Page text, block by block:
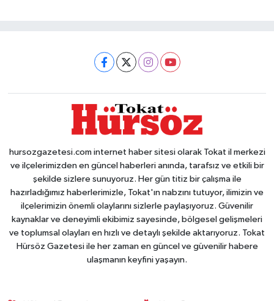
hursozgazetesi.com internet haber sitesi olarak Tokat il merkezi
ve ilçelerimizden en güncel haberleri anında, tarafsız ve etkili bir
şekilde sizlere sunuyoruz. Her gün titiz bir çalışma ile
hazırladığımız haberlerimizle, Tokat'ın nabzını tutuyor, ilimizin ve
ilçelerimizin önemli olaylarını sizlerle paylaşıyoruz. Güvenilir
kaynaklar ve deneyimli ekibimiz sayesinde, bölgesel gelişmeleri
ve toplumsal olayları en hızlı ve detaylı şekilde aktarıyoruz. Tokat
Hürsöz Gazetesi ile her zaman en güncel ve güvenilir habere
ulaşmanın keyfini yaşayın.